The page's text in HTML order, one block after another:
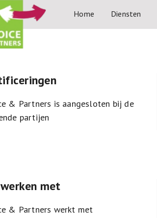
Home Diensten
& Partners is aangesloten bij de
partijen
met
& Partners werkt met